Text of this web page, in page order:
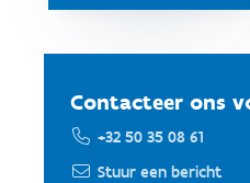
Contacteer ons
+32 50 35 08 61
Stuur een bericht